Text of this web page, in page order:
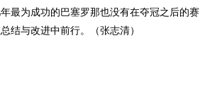
最为成功的巴塞罗那也没有在夺冠之后的赛
结与改进中前行。（张志清）